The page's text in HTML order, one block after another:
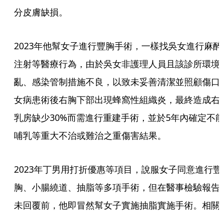
分皮膚缺損。
2023年他幫女子進行豐胸手術，一樣找吳女進行麻醉
注射等醫療行為，由於吳女非護理人員且該診所環境
亂、感染管制措施不良，以致未妥善清潔並照顧傷口
女病患術後右胸下部出現蜂窩性組織炎，最終造成右
乳房缺少30%而需進行重建手術，並於5年內確定不
哺乳等重大不治或難治之重傷害結果。
2023年丁男用打折優惠等項目，說服女子同意進行豐
胸、小腸繞道、抽脂等多項手術，但在醫事檢驗報告
未回覆前，他即冒然幫女子實施抽脂實施手術。相關